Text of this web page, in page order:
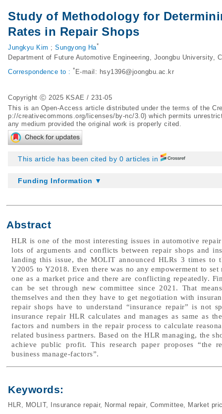
Study of Methodology for
Rates in Repair Shops
Jungkyu Kim ; Sungyong Ha*
Department of Future Automotive Engineering, Joongbu University,
Correspondence to : * E-mail: hsy1396@joongbu.ac.kr
Copyright Ⓒ 2025 KSAE / 231-05
This is an Open-Access article distributed under the terms of the
p://creativecommons.org/licenses/by-nc/3.0) which permits
any medium provided the original work is properly cited.
This article has been cited by 0 articles in
Funding Information ▼
Abstract
HLR is one of the most interesting issues in automotive
lots of arguments and conflicts between repair shops and
landing this issue, the MOLIT announced HLRs 3 times to
Y2005 to Y2018. Even there was no any empowerment to
one as a market price and there are conflicting repeatedly.
can be set through new committee since 2021. That
themselves and then they have to get negotiation with
repair shops have to understand “insurance repair” is not
insurance repair HLR calculates and manages as same as
factors and numbers in the repair process to calculate
related business partners. Based on the HLR managing, the
achieve public profit. This research paper proposes “the
business manage-factors”.
Keywords:
HLR, MOLIT, Insurance repair, Normal repair, Committee, Market